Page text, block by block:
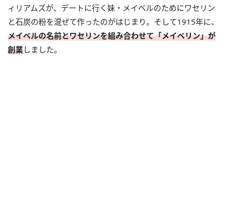
ィリアムズが、デートに行く妹・メイベルのためにワセリン
と石炭の粉を混ぜて作ったのがはじまり。そして1915年に、
メイベルの名前とワセリンを組み合わせて「メイベリン」が
創業しました。